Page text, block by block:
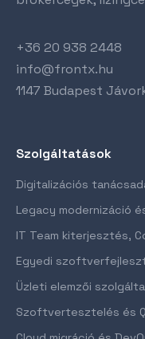
+36 20 938 2448
info@frontx.hu
1147 Budapest
Szolgáltatások
Digitalizációs
Legacy modernizáció
IT Team kiterjesztés,
Egyedi
Üzleti elemzői
Szoftvertesztelés és